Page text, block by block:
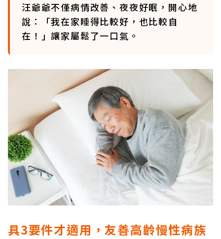
汪爺爺不僅病情改善、夜夜好眠，開心地
說：「我在家睡得比較好，也比較自
在！」讓家屬鬆了一口氣。
具3要件才適用，友善高齡慢性病族